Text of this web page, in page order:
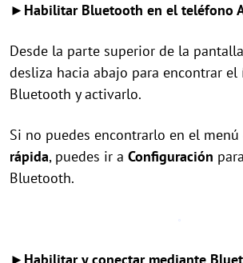
►Habilitar Bluetooth en el teléfono
Desde la parte superior de la
desliza hacia abajo para encontrar el
Bluetooth y activarlo.
Si no puedes encontrarlo en el menú
rápida, puedes ir a Configuración
Bluetooth.